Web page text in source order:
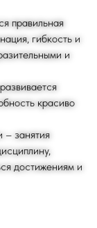
правильная
гибкость и
и
красиво
– занятия
достижениям и